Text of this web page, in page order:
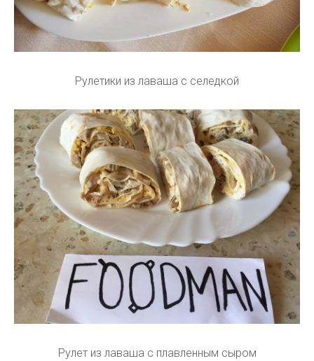
Рулетики из лаваша с селедкой
Рулет из лаваша с плавленным сыром